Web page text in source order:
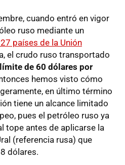
cuando entró en vigor
ruso mediante un
países de la Unión
el crudo ruso transportado
de 60 dólares por
hemos visto cómo
en último término
tiene un alcance limitado
pues el petróleo ruso ya
tope antes de aplicarse la
(referencia rusa) que
dólares.